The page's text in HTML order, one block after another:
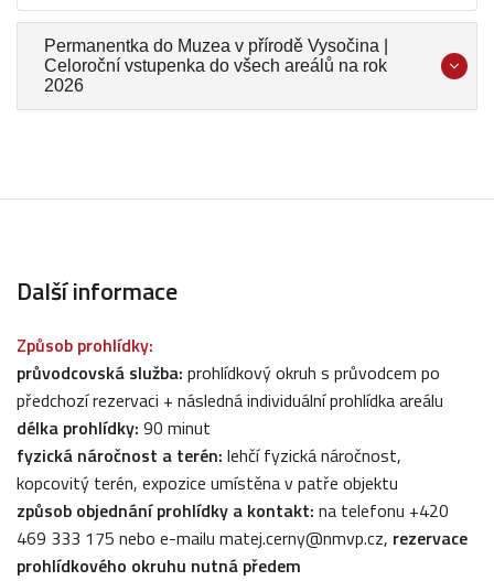
Permanentka do Muzea v přírodě Vysočina |
Celoroční vstupenka do všech areálů na rok
2026
Další informace
Způsob prohlídky:
průvodcovská služba: prohlídkový okruh s průvodcem po
předchozí rezervaci + následná individuální prohlídka areálu
délka prohlídky: 90 minut
fyzická náročnost a terén: lehčí fyzická náročnost,
kopcovitý terén, expozice umístěna v patře objektu
způsob objednání prohlídky a kontakt: na telefonu +420
469 333 175 nebo e-mailu matej.cerny@nmvp.cz, rezervace
prohlídkového okruhu nutná předem